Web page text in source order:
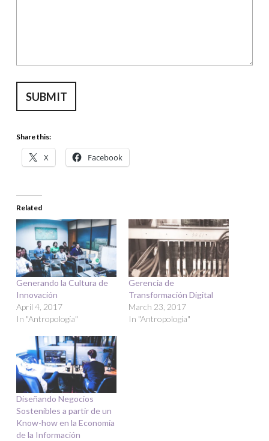
SUBMIT
Share this:
X Facebook
Related
Generando la Cultura de
Innovación
April 4, 2017
In "Antropología"
Gerencia de
Transformación Digital
March 23, 2017
In "Antropología"
Diseñando Negocios
Sostenibles a partir de un
Know-how en la Economía
de la Información